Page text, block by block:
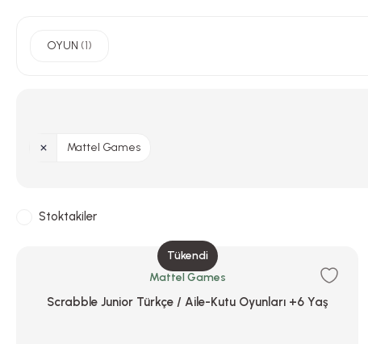
OYUN (1)
Mattel Games
Stoktakiler
Tükendi
Mattel Games
Scrabble Junior Türkçe / Aile-Kutu Oyunları +6 Yaş